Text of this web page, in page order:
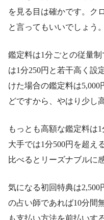
を見る目は確かです。ク
と言ってもいいでしょう。
鑑定料は1分ごとの従量
は1分250円と若干高く設
けた場合の鑑定料は5,000
どですから、やはり少し
もっとも高額な鑑定料は
大手では1分500円を超え
比べるとリーズナブルに
気になる初回特典は2,500
の占い師であれば10分間
も支払い方法を前払いす